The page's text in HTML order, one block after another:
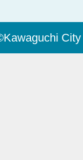
City